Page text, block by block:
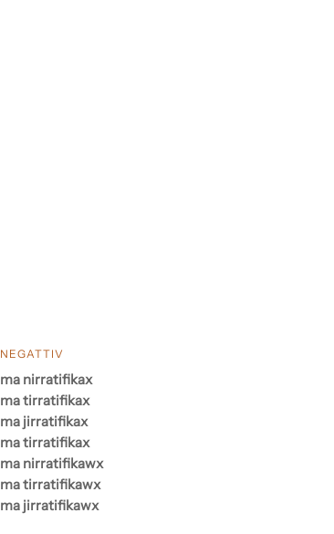
NEGATTIV
ma nirratifikax
ma tirratifikax
ma jirratifikax
ma tirratifikax
ma nirratifikawx
ma tirratifikawx
ma jirratifikawx